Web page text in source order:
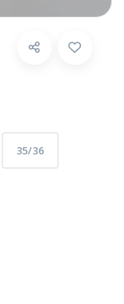
35/36